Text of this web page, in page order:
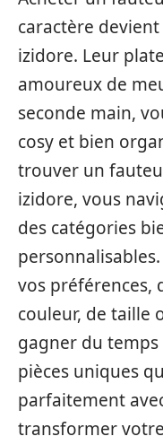
caractère
izidore. Leur
amoureux de
seconde main,
cosy et bien
trouver un
izidore, vous
des catégories
vos préférences,
couleur, de taille
gagner du
pièces uniques
parfaitement
transformer